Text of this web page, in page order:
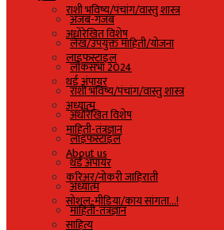
राशी भविष्य/पंचांग/वास्तु शास्त्र
अधोरेखित विशेष
लाइफस्टाइल
थर्ड अंपायर
अध्यात्म
माहिती-तंत्रज्ञान
About us
करिअर/नोकरी जाहिराती
सोशल-मीडिया/काय सांगता…!
साहित्य
अजब-गजब
लेख/उपयुक्त माहिती/योजना
लोकसभा 2024
राशी भविष्य/पंचांग/वास्तु शास्त्र
अधोरेखित विशेष
लाइफस्टाइल
थर्ड अंपायर
अध्यात्म
माहिती-तंत्रज्ञान